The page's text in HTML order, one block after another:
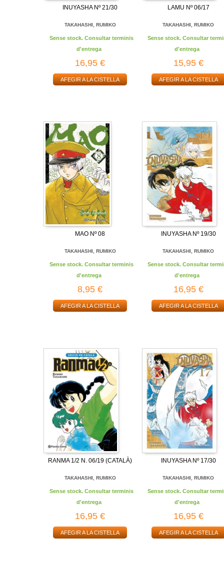
INUYASHA Nº 21/30
TAKAHASHI, RUMIKO
Sense stock. Consultar terminis
d'entrega
16,95 €
AFEGIR A LA CISTELLA
LAMU Nº 06/17
TAKAHASHI, RUMIKO
Sense stock. Consultar
d'entrega
15,95 €
AFEGIR A LA CISTELLA
MAO Nº 08
TAKAHASHI, RUMIKO
Sense stock. Consultar terminis
d'entrega
8,95 €
AFEGIR A LA CISTELLA
INUYASHA Nº 19/30
TAKAHASHI, RUMIKO
Sense stock. Consultar
d'entrega
16,95 €
AFEGIR A LA CISTELLA
RANMA 1/2 N. 06/19 (CATALÀ)
TAKAHASHI, RUMIKO
Sense stock. Consultar terminis
d'entrega
16,95 €
AFEGIR A LA CISTELLA
INUYASHA Nº 17/30
TAKAHASHI, RUMIKO
Sense stock. Consultar
d'entrega
16,95 €
AFEGIR A LA CISTELLA